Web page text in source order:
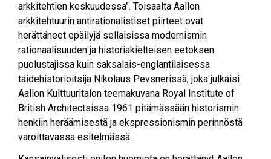
arkkitehtien keskuudessa". Toisaalta Aallon
arkkitehtuurin antirationalistiset piirteet ovat
herättäneet epäilyjä sellaisissa modernismin
rationaalisuuden ja historiakielteisen eetoksen
puolustajissa kuin saksalais-englantilaisessa
taidehistorioitsija Nikolaus Pevsnerissä, joka julkaisi
Aallon Kulttuuritalon teemakuvana Royal Institute of
British Architectsissa 1961 pitämässään historismin
henkiin heräämisestä ja ekspressionismin perinnöstä
varoittavassa esitelmässä.